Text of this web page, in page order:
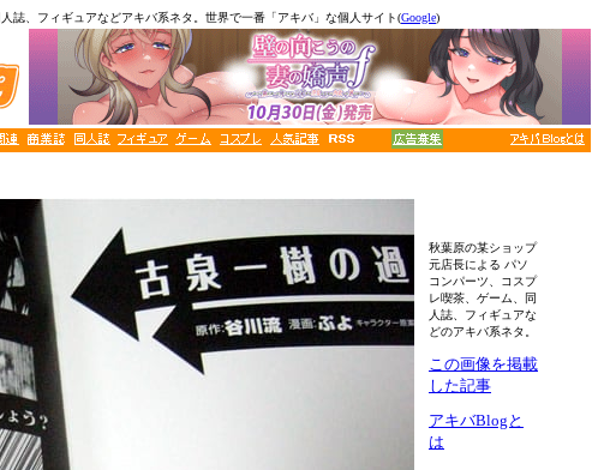
誌、フィギュアなどアキバ系ネタ。世界で一番「アキバ」な個人サイト(Google)
秋葉原の某ショップ
元店長による パソ
コンパーツ、コスプ
レ喫茶、ゲーム、同
人誌、フィギュアな
どのアキバ系ネタ。
この画像を掲載
した記事
アキバBlogと
は